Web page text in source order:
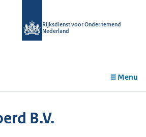
Rijksdienst voor Ondernemend
Nederland
Menu
B.V.